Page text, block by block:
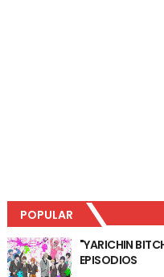
POPULAR
"YARICHIN
EPISODIOS